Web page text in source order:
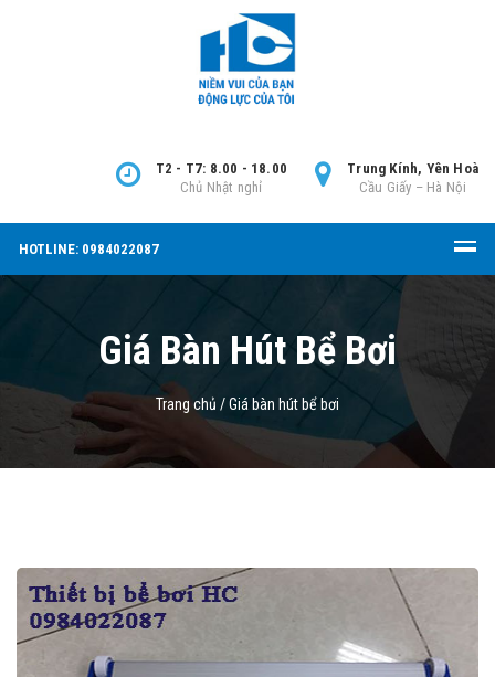
Trung Kính, Yên Hoà
Cầu Giấy – Hà Nội
T2 - T7: 8.00 - 18.00
Chủ Nhật nghỉ
HOTLINE: 0984022087
Giá Bàn Hút Bể Bơi
Trang chủ /Giá bàn hút bể bơi